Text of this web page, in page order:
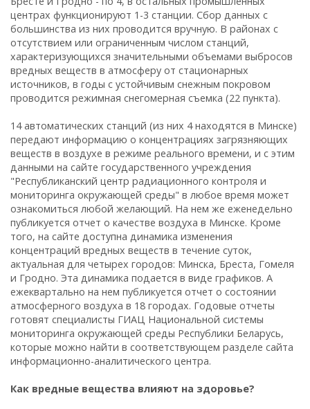
центрах функционируют 1-3 станции. Сбор данных с
большинства из них проводится вручную. В районах с
отсутствием или ограниченным числом станций,
характеризующихся значительными объемами выбросов
вредных веществ в атмосферу от стационарных
источников, в годы с устойчивым снежным покровом
проводится режимная снегомерная съемка (22 пункта).
14 автоматических станций (из них 4 находятся в Минске)
передают информацию о концентрациях загрязняющих
веществ в воздухе в режиме реального времени, и с этим
данными на сайте государственного учреждения
"Республиканский центр радиационного контроля и
мониторинга окружающей среды" в любое время может
ознакомиться любой желающий. На нем же еженедельно
публикуется отчет о качестве воздуха в Минске. Кроме
того, на сайте доступна динамика изменения
концентраций вредных веществ в течение суток,
актуальная для четырех городов: Минска, Бреста, Гомеля
и Гродно. Эта динамика подается в виде графиков. А
ежеквартально на нем публикуется отчет о состоянии
атмосферного воздуха в 18 городах. Годовые отчеты
готовят специалисты ГИАЦ Национальной системы
мониторинга окружающей среды Республики Беларусь,
которые можно найти в соответствующем разделе сайта
информационно-аналитического центра.
Как вредные вещества влияют на здоровье?